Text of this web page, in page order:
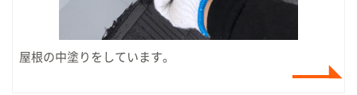
屋根の中塗りをしています。